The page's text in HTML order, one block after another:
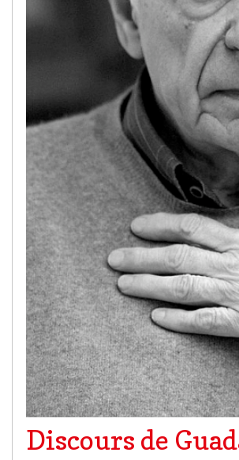
Discours de